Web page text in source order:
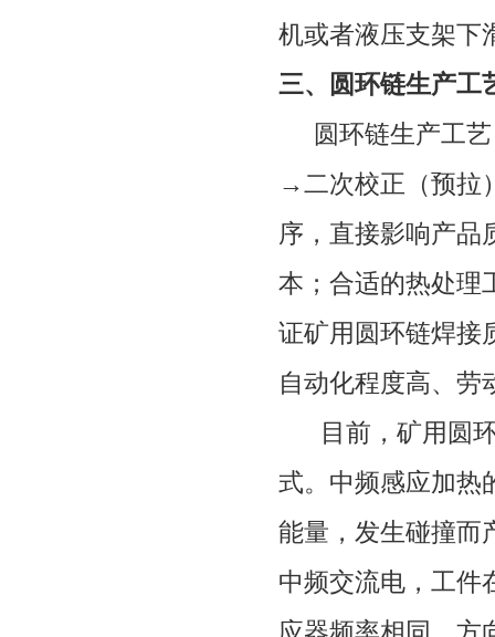
机或者液压支架下
三、圆环链生产工
圆环链生产工
→二次校正（预拉
序，直接影响产品
本；合适的热处理
证矿用圆环链焊接
自动化程度高、劳
目前，矿用圆
式。中频感应加热
能量，发生碰撞而
中频交流电，工件